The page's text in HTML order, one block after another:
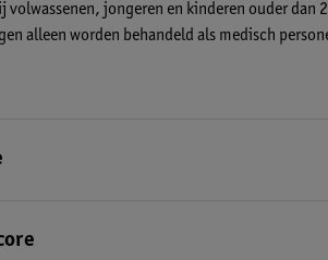
jongeren en kinderen ouder dan
alleen worden behandeld als medisch
(cutaan). Lees voor het gebruik de bijsluiter.
carbomeer 980, triethanolamine,